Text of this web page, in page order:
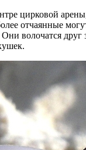
цирковой
отчаянные
волочатся